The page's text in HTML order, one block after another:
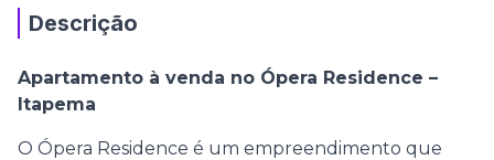
Descrição
Apartamento à venda no Ópera Residence –
Itapema
O Ópera Residence é um empreendimento que